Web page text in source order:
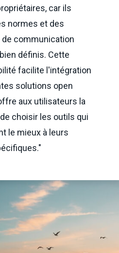
car ils
normes et des
communication
définis. Cette
facilite l'intégration
solutions open
aux utilisateurs la
choisir les outils qui
le mieux à leurs